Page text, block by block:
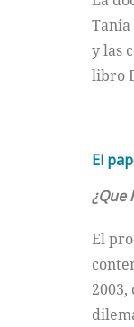
Tania
y las
libro
El
¿Que
El